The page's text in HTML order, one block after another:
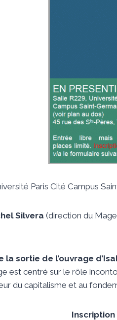
Paris Cité Campus
Silvera (direction du
la sortie de l’ouvrage
est centré sur le rôle
du capitalisme et au